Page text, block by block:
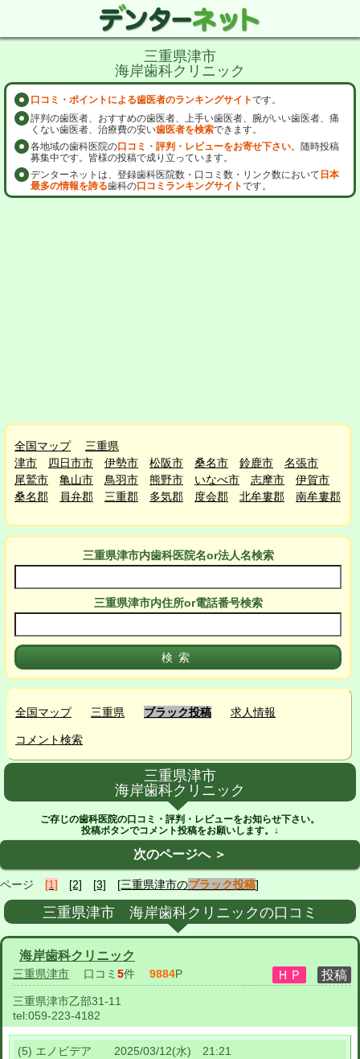
三重県津市
海岸歯科クリニック
口コミ・ポイントによる歯医者のランキングサイトです。
評判の歯医者、おすすめの歯医者、上手い歯医者、腕がいい歯医者、痛
くない歯医者、治療費の安い歯医者を検索できます。
各地域の歯科医院の口コミ・評判・レビューをお寄せ下さい。随時投稿
募集中です。皆様の投稿で成り立っています。
デンターネットは、登録歯科医院数・口コミ数・リンク数において 日本
最多の情報を誇る歯科の口コミランキングサイトです。
全国マップ
三重県
津市
四日市市 伊勢市 松阪市 桑名市 鈴鹿市
名張市
尾鷲市
亀山市 鳥羽市 熊野市 いなべ市 志摩市
伊賀市
桑名郡
員弁郡 三重郡 多気郡 度会郡 北牟婁郡 南牟婁郡
三重県津市内歯科医院名or法人名検索
三重県津市内住所or電話番号検索
全国マップ 三重県 ブラック投稿 求人情報
コメント検索
三重県津市
海岸歯科クリニック
ご存じの歯科医院の口コミ・評判・レビューをお知らせ下さい。
投稿ボタンでコメント投稿をお願いします。↓
次のページへ ＞
ページ [1] [2] [3] [三重県津市のブラック投稿]
三重県津市 海岸歯科クリニックの口コミ
海岸歯科クリニック
三重県津市 口コミ 5件 9884P
三重県津市乙部31-11
tel:059-223-4182
(5) エノビデア 2025/03/12(水) 21:21